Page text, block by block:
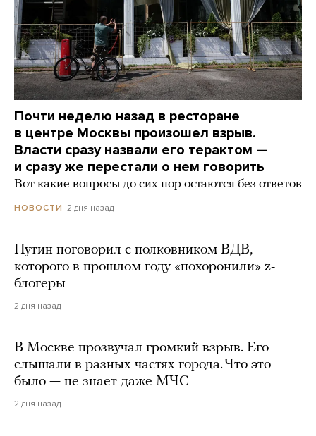
Почти неделю назад в ресторане
в центре Москвы произошел взрыв.
Власти сразу назвали его терактом —
и сразу же перестали о нем говорить
Вот какие вопросы до сих пор остаются без ответов
НОВОСТИ 2 дня назад
Путин поговорил с полковником ВДВ,
которого в прошлом году «похоронили» z-
блогеры
2 дня назад
В Москве прозвучал громкий взрыв. Его
слышали в разных частях города. Что это
было — не знает даже МЧС
2 дня назад